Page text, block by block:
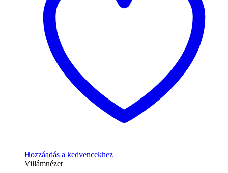
Hozzáadás a kedvencekhez
Villámnézet